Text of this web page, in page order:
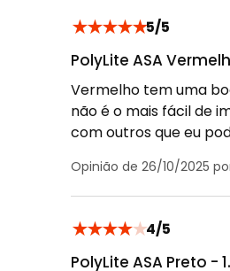
★★★★★5/5
PolyLite ASA
Vermelho tem uma
não é o mais fácil de
com outros que eu
Opinião de 26/10/2025
★★★★★4/5
PolyLite ASA Preto -